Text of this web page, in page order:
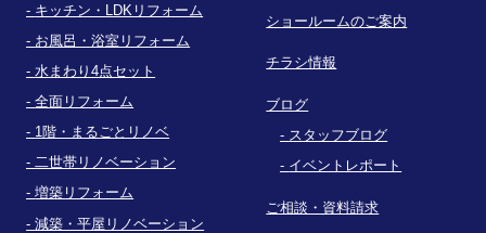
キッチン・LDKリフォーム
お風呂・浴室リフォーム
水まわり4点セット
全面リフォーム
1階・まるごとリノベ
二世帯リノベーション
増築リフォーム
減築・平屋リノベーション
ショールームのご案内
チラシ情報
ブログ
スタッフブログ
イベントレポート
ご相談・資料請求